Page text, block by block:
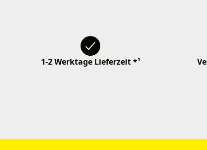
1-2 Werktage Lieferzeit *¹